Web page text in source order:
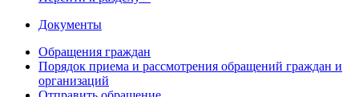
Документы
Обращения граждан
Порядок приема и рассмотрения обращений граждан и
организаций